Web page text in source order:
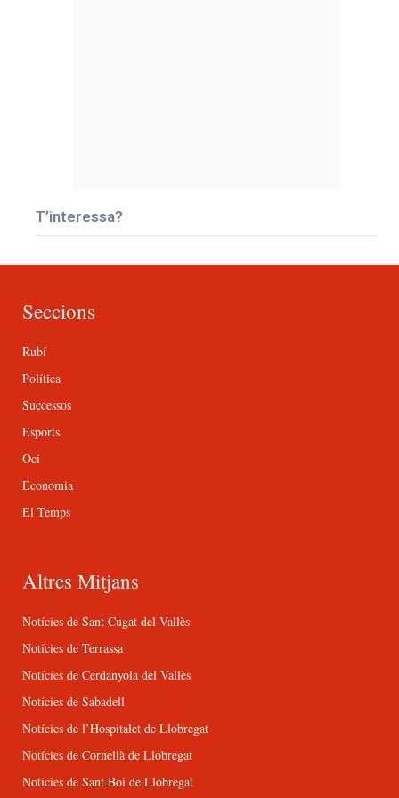
T’interessa?
Seccions
Rubí
Política
Successos
Esports
Oci
Economia
El Temps
Altres Mitjans
Notícies de Sant Cugat del Vallès
Notícies de Terrassa
Notícies de Cerdanyola del Vallès
Notícies de Sabadell
Notícies de l’Hospitalet de Llobregat
Notícies de Cornellà de Llobregat
Notícies de Sant Boi de Llobregat